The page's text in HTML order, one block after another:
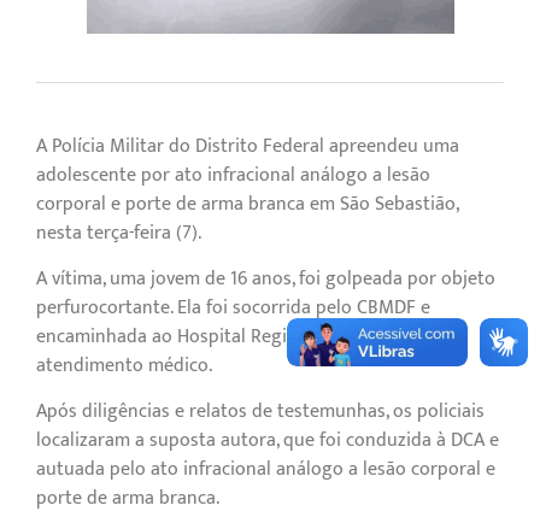
A Polícia Militar do Distrito Federal apreendeu uma
adolescente por ato infracional análogo a lesão
corporal e porte de arma branca em São Sebastião,
nesta terça-feira (7).
A vítima, uma jovem de 16 anos, foi golpeada por objeto
perfurocortante. Ela foi socorrida pelo CBMDF e
encaminhada ao Hospital Regional do Paranoá para
atendimento médico.
Após diligências e relatos de testemunhas, os policiais
localizaram a suposta autora, que foi conduzida à DCA e
autuada pelo ato infracional análogo a lesão corporal e
porte de arma branca.